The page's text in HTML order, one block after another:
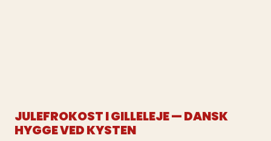
JULEFROKOST I GILLELEJE — DANSK
HYGGE VED KYSTEN